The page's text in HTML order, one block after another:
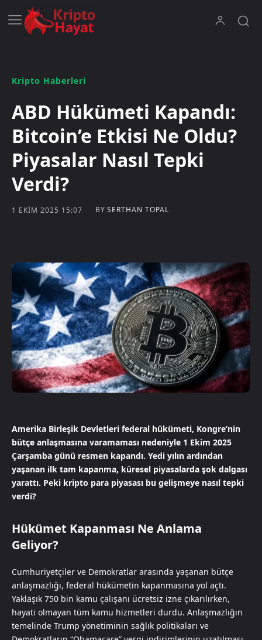
Kripto Haberleri
ABD Hükümeti Kapandı:
Bitcoin’e Etkisi Ne Oldu?
Piyasalar Nasıl Tepki
Verdi?
1 EKIM 2025 15:07 BY SERTHAN TOPAL
Amerika Birleşik Devletleri federal hükümeti, Kongre’nin
bütçe anlaşmasına varamaması nedeniyle 1 Ekim 2025
Çarşamba günü resmen kapandı. Yedi yılın ardından
yaşanan ilk tam kapanma, küresel piyasalarda şok dalgası
yarattı. Peki kripto para piyasası bu gelişmeye nasıl tepki
verdi?
Hükümet Kapanması Ne Anlama
Geliyor?
Cumhuriyetçiler ve Demokratlar arasında yaşanan bütçe
anlaşmazlığı, federal hükümetin kapanmasına yol açtı.
Yaklaşık 750 bin kamu çalışanı ücretsiz izne çıkarılırken,
hayati olmayan tüm kamu hizmetleri durdu. Anlaşmazlığın
temelinde Trump yönetiminin sağlık politikaları ve